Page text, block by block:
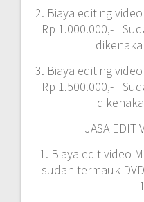
2. Biaya editing
Rp 1.000.000,- |
3. Biaya editing
Rp 1.500.000,- |
JASA EDIT
1. Biaya edit video
sudah termauk